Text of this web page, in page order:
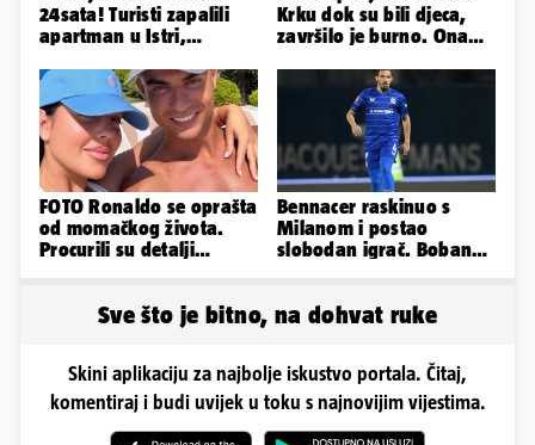
24sata! Turisti zapalili
apartman u Istri,
završena'
Krku dok su bili djeca,
završilo je burno. Ona
FOTO Ronaldo se oprašta
od momačkog života.
Procurili su detalji
Bennacer raskinuo s
Milanom i postao
slobodan igrač. Boban
Sve što je bitno, na dohvat ruke
Skini aplikaciju za najbolje iskustvo portala. Čitaj,
komentiraj i budi uvijek u toku s najnovijim vijestima.